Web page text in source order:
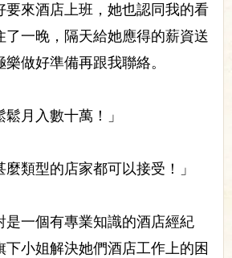
要來酒店上班，她也認同我的看
了一晚，隔天給她應得的薪資送
做好準備再跟我聯絡。
鬆月入數十萬！」
麼類型的店家都可以接受！」
是一個有專業知識的酒店經紀
下小姐解決她們酒店工作上的困